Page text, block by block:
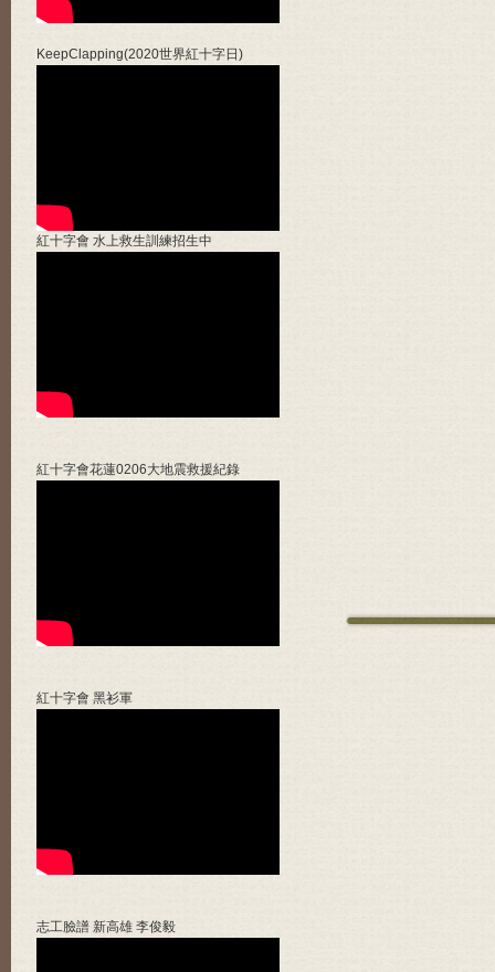
KeepClapping(2020世界紅十字日)
紅十字會 水上救生訓練招生中
紅十字會花蓮0206大地震救援紀錄
紅十字會 黑衫軍
志工臉譜 新高雄 李俊毅